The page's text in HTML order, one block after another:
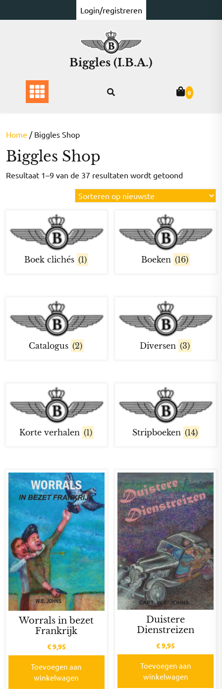
naar
Login/registreren
Biggles (I.B.A.)
0
Home / Biggles Shop
Biggles Shop
Resultaat 1–9 van de 37 resultaten wordt getoondGesorteerd
op
nieuwste
Boek clichés (1) Boeken (16)
Catalogus (2) Diversen (3)
Korte verhalen (1) Stripboeken (14)
Worrals in bezet
Frankrijk
€9,95
Toevoegen aan
winkelwagen
Duistere
Dienstreizen
€9,95
Toevoegen aan
winkelwagen